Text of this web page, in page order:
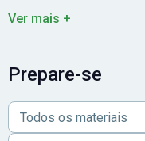
chega a
Ver mais +
Prepare-se
Todos os materiais